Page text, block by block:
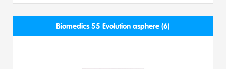
Biomedics 55 Evolution asphere (6)